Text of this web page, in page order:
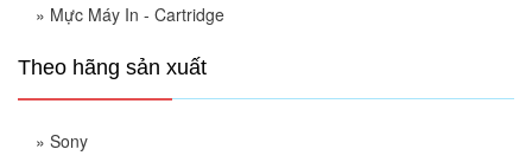
» Mực Máy In - Cartridge
Theo hãng sản xuất
» Sony